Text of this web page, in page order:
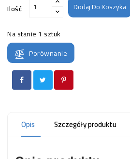
Ilość Dodaj Do Koszyka
Na stanie 1 sztuk
Porównanie
Opis Szczegóły produktu